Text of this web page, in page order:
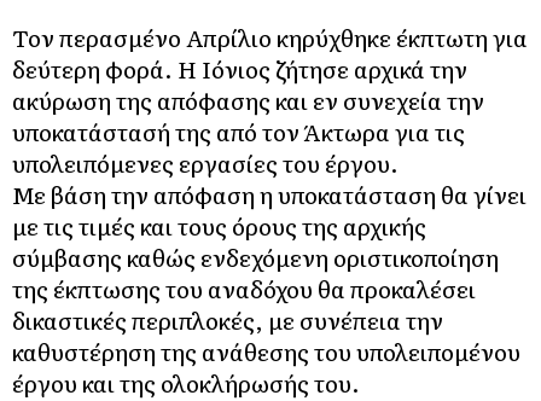
Τον περασμένο Απρίλιο κηρύχθηκε έκπτωτη για
δεύτερη φορά. Η Ιόνιος ζήτησε αρχικά την
ακύρωση της απόφασης και εν συνεχεία την
υποκατάστασή της από τον Άκτωρα για τις
υπολειπόμενες εργασίες του έργου.
Με βάση την απόφαση η υποκατάσταση θα γίνει
με τις τιμές και τους όρους της αρχικής
σύμβασης καθώς ενδεχόμενη οριστικοποίηση
της έκπτωσης του αναδόχου θα προκαλέσει
δικαστικές περιπλοκές, με συνέπεια την
καθυστέρηση της ανάθεσης του υπολειπομένου
έργου και της ολοκλήρωσής του.